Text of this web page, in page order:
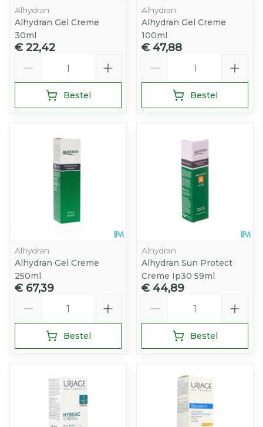
Alhydran
Alhydran Gel Creme
30ml
€ 22,42
Bestel
Alhydran
Alhydran Gel Creme
100ml
€ 47,88
Bestel
Alhydran
Alhydran Gel Creme
250ml
€ 67,39
Bestel
Alhydran
Alhydran Sun Protect
Creme Ip30 59ml
€ 44,89
Bestel